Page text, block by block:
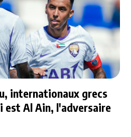
internationaux grecs
est Al Ain, l'adversaire